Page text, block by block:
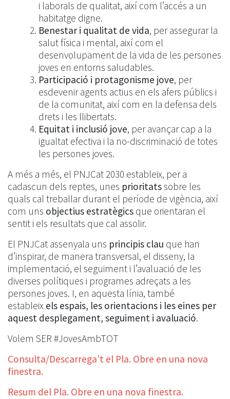
i laborals de qualitat, així com l’accés a un
habitatge digne.
Benestar i qualitat de vida, per assegurar la
salut física i mental, així com el
desenvolupament de la vida de les persones
joves en entorns saludables.
Participació i protagonisme jove, per
esdevenir agents actius en els afers públics i
de la comunitat, així com en la defensa dels
drets i les llibertats.
Equitat i inclusió jove, per avançar cap a la
igualtat efectiva i la no-discriminació de totes
les persones joves.
A més a més, el PNJCat 2030 estableix, per a
cadascun dels reptes, unes prioritatssobre les
quals cal treballar durant el període de vigència, així
com uns objectius estratègics que orientaran el
sentit i els resultats que cal assolir.
El PNJCat assenyala uns principis clau que han
d’inspirar, de manera transversal, el disseny, la
implementació, el seguiment i l’avaluació de les
diverses polítiques i programes adreçats a les
persones joves. I, en aquesta línia, també
estableix els espais, les orientacions i les eines per
aquest desplegament, seguiment i avaluació.
Volem SER #JovesAmbTOT
Consulta/Descarrega’t el Pla. Obre en una nova
finestra.
Resum del Pla. Obre en una nova finestra.